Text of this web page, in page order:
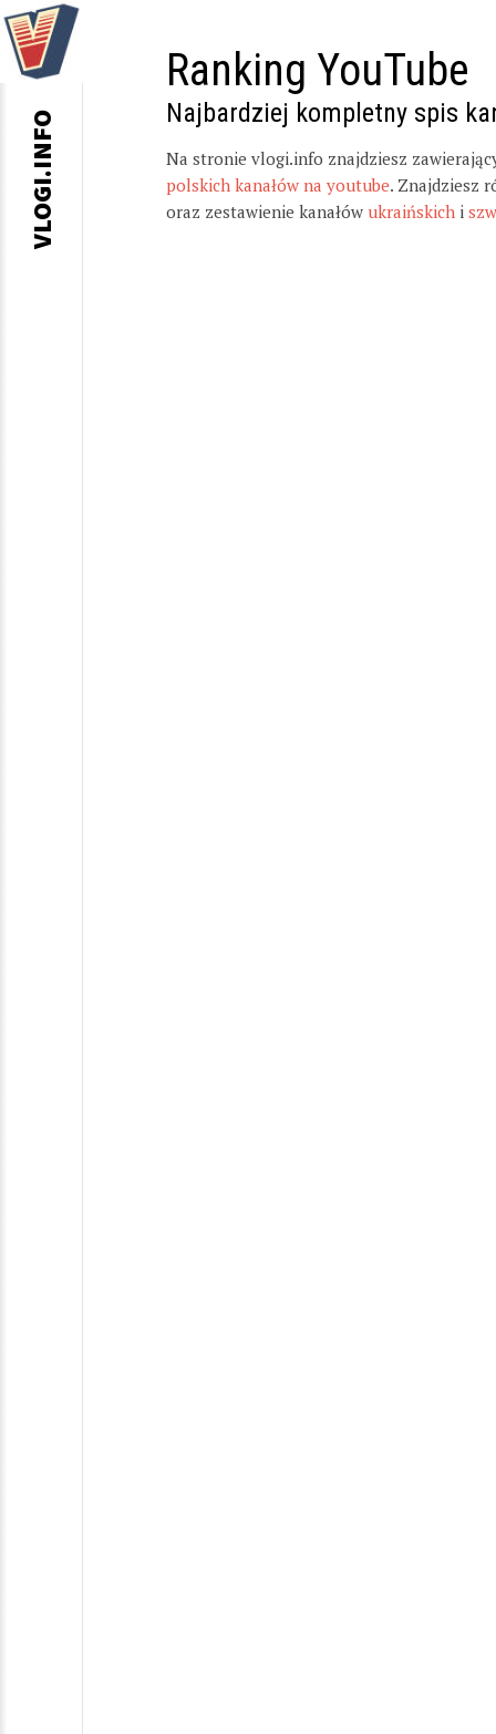
Ranking YouTube
Najbardziej kompletny spis
Na stronie vlogi.info znajdziesz
polskich kanałów na youtube. Znajdziesz
oraz zestawienie kanałów ukraińskich i
VLOGI.INFO